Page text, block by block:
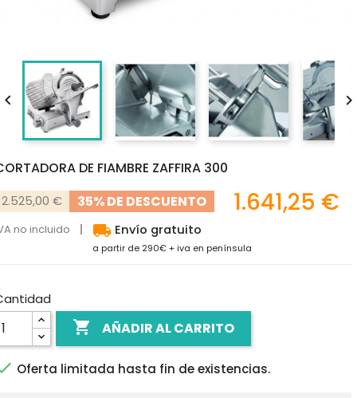
DE FIAMBRE ZAFFIRA 300
2.525,00 € 35% DE DESCUENTO 1.641,25 €
no incluido local_shipping Envío gratuito
a partir de 290€ + iva en península
 AÑADIR AL CARRITO
Oferta limitada hasta fin de existencias.